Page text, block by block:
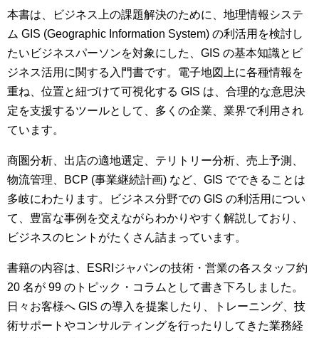
本書は、ビジネス上の課題解決のために、地理情報システ
ム GIS (Geographic Information System) の利活用を検討し
たいビジネスパーソンを対象にした、GIS の基本知識とビ
ジネス活用に関する入門書です。電子地図上に各種情報を
重ね、位置と紐づけて可視化する GIS は、合理的な意思決
定を支援するツールとして、多くの企業、業界で利用され
ています。
商圏分析、出店の適地選定、テリトリー分析、売上予測、
物流管理、BCP (事業継続計画) など、GIS でできることは
多岐にわたります。ビジネス分野での GIS の利活用につい
て、豊富な事例を交えながらわかりやすく解説しており、
ビジネスのヒントがたくさん詰まっています。
書籍の内容は、ESRIジャパンの技術・営業の各スタッフ約
20 名が 99 のトピック・コラムとして書き下ろしました。
日々お客様へ GIS の導入を提案したり、トレーニング、技
術サポートやコンサルティングを行ったりしてきた業務経